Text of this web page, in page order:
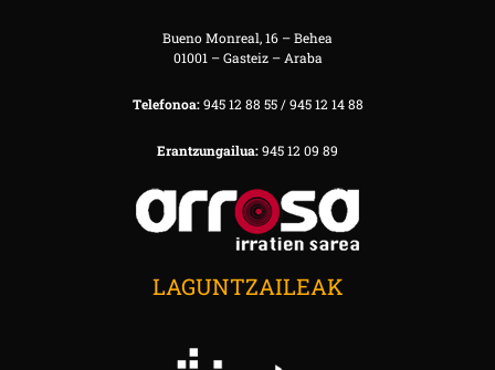
Bueno Monreal, 16 – Behea
01001 – Gasteiz – Araba
Telefonoa:945 12 88 55 / 945 12 14 88
Erantzungailua:945 12 09 89
LAGUNTZAILEAK